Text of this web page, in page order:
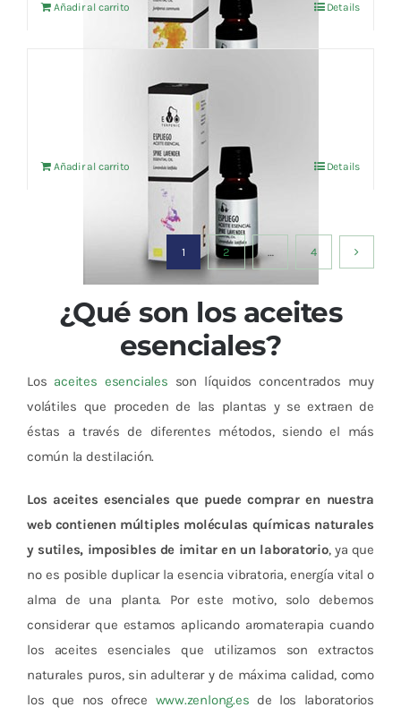
Añadir al carrito Details
IVA no incluído
Añadir al carrito Details
1 2 … 4
¿Qué son los aceites
esenciales?
Los aceites esenciales son líquidos concentrados muy
volátiles que proceden de las plantas y se extraen de
éstas a través de diferentes métodos, siendo el más
común la destilación.
Los aceites esenciales que puede comprar en nuestra
web contienen múltiples moléculas químicas naturales
y sutiles, imposibles de imitar en un laboratorio, ya que
no es posible duplicar la esencia vibratoria, energía vital o
alma de una planta. Por este motivo, solo debemos
considerar que estamos aplicando aromaterapia cuando
los aceites esenciales que utilizamos son extractos
naturales puros, sin adulterar y de máxima calidad, como
los que nos ofrece www.zenlong.es de los laboratorios